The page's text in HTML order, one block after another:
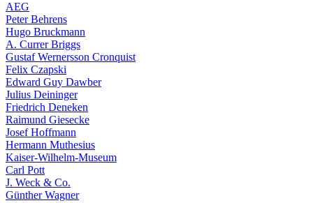
AEG
Peter Behrens
Hugo Bruckmann
A. Currer Briggs
Gustaf Wernersson Cronquist
Felix Czapski
Edward Guy Dawber
Julius Deininger
Friedrich Deneken
Raimund Giesecke
Josef Hoffmann
Hermann Muthesius
Kaiser-Wilhelm-Museum
Carl Pott
J. Weck & Co.
Günther Wagner